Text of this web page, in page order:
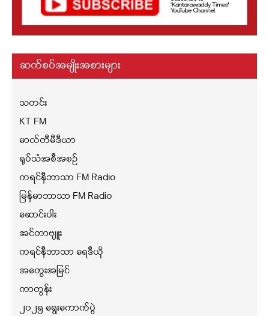
ဆက်စပ်အမျိုးအစားများ
သတင်း
KT FM
မာလ်တီမီဒီယာ
ရုပ်သံအစီအစဉ်
ကရင်နီဘာသာ FM Radio
မြန်မာဘာသာ FM Radio
ဆောင်းပါး
အင်တာဗျူး
ကရင်နီဘာသာ ရေဒီယို
အတွေးအမြင်
ကာတွန်း
၂၀၂၅ ရွေးကောက်ပွဲ